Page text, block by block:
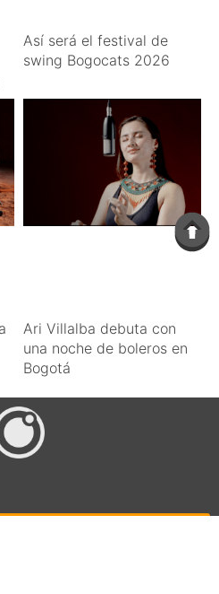
Así será el festival de
swing Bogocats 2026
Ari Villalba debuta con
una noche de boleros en
Bogotá